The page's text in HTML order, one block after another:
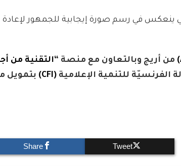
ينعكس في رسم صورة إيجابية للجمهور لإعادة
من أريج وبالتعاون مع منصة “التقنية من
للتنمية الإعلامية (CFI)
بتمويل
Share Tweet